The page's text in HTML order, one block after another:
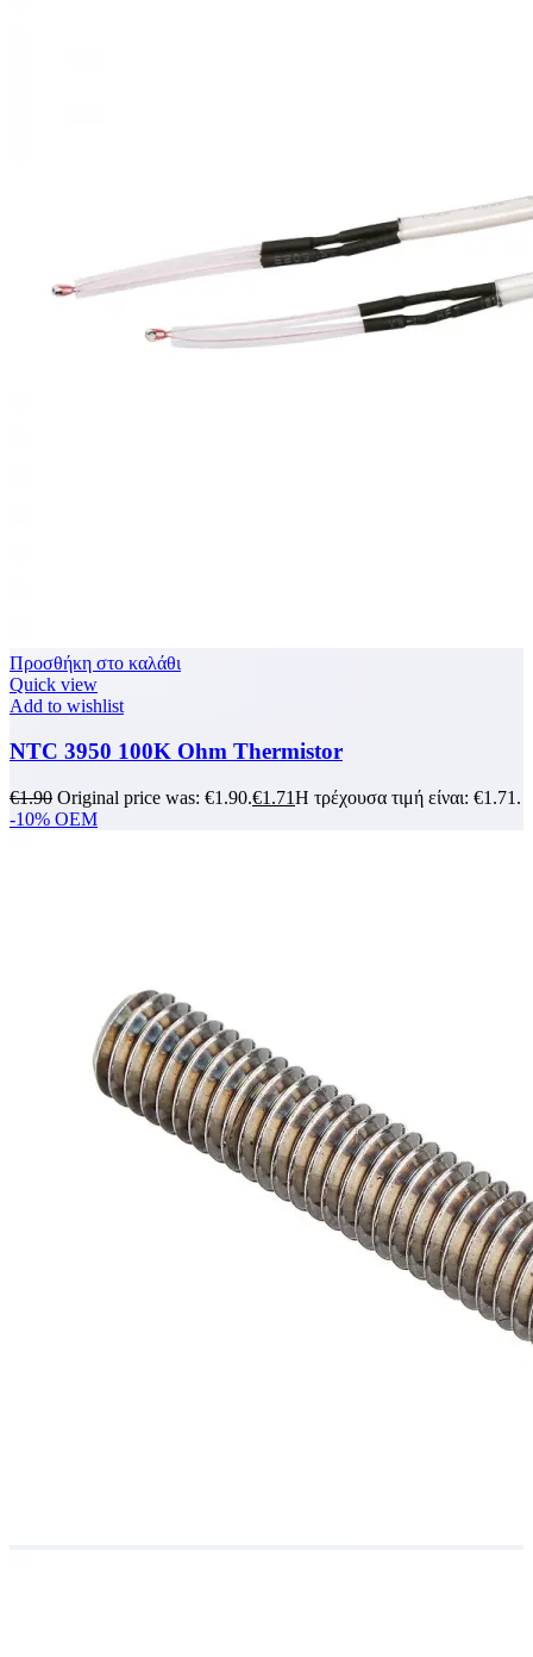
Προσθήκη στο καλάθι
Quick view
Add to wishlist
NTC 3950 100K Ohm Thermistor
€1.90 Original price was: €1.90.€1.71Η τρέχουσα τιμή είναι: €1.71.
-10% OEM